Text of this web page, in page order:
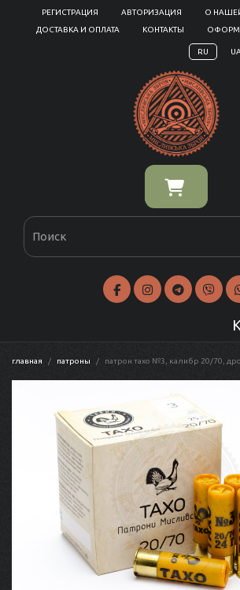
РЕГИСТРАЦИЯ АВТОРИЗАЦИЯ
О
ДОСТАВКА И ОПЛАТА
КОНТАКТЫ
RU UA
главная патроны патрон тахо №3, калибр 20/70,